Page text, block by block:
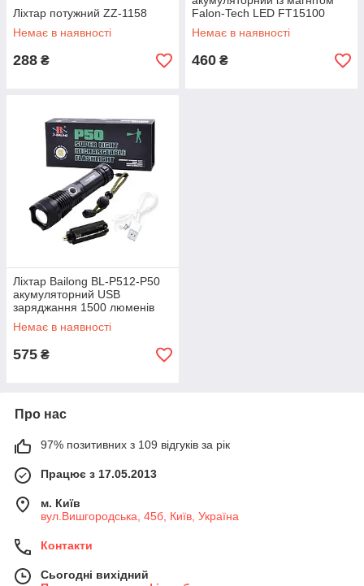
Ліхтар потужний ZZ-1158
Немає в наявності
288 ₴
Falon-Tech LED FT15100
Немає в наявності
460 ₴
Ліхтар Bailong BL-P512-P50
акумуляторний USB
заряджання 1500 люменів
вологозахисту зум 1200
метрів
Немає в наявності
575 ₴
Про нас
97% позитивних з 109 відгуків за рік
Працює з 17.05.2013
м. Київ
вул.Вишгородська, 45б, Київ, Україна
Контакти
Сьогодні вихідний